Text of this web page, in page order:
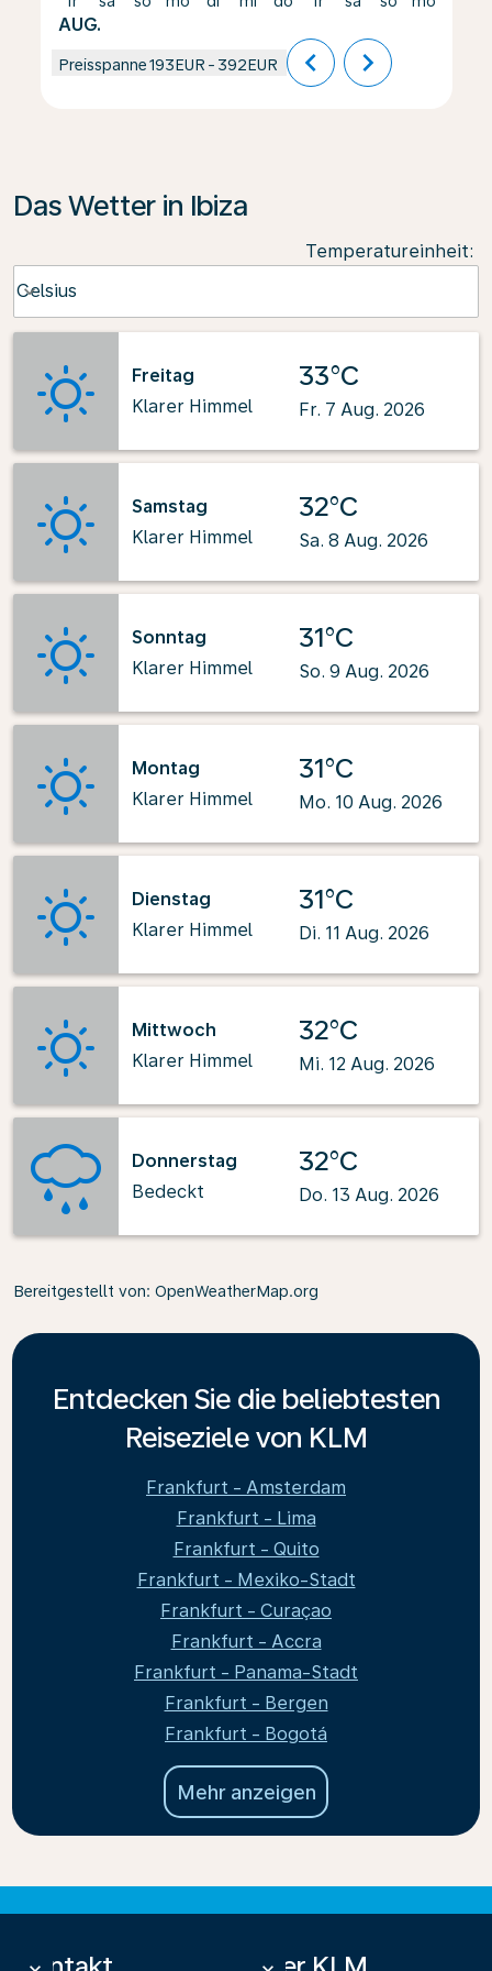
AUG.
Preisspanne193EUR - 392EUR chevron_left chevron_right
Das Wetter in Ibiza
Temperatureinheit:
Celsius
keyboard_arrow_down
Freitag
Klarer Himmel
33°C
Fr. 7 Aug. 2026
Samstag
Klarer Himmel
32°C
Sa. 8 Aug. 2026
Sonntag
Klarer Himmel
31°C
So. 9 Aug. 2026
Montag
Klarer Himmel
31°C
Mo. 10 Aug. 2026
Dienstag
Klarer Himmel
31°C
Di. 11 Aug. 2026
Mittwoch
Klarer Himmel
32°C
Mi. 12 Aug. 2026
Donnerstag
Bedeckt
32°C
Do. 13 Aug. 2026
Bereitgestellt von: OpenWeatherMap.org
Entdecken Sie die beliebtesten
Reiseziele von KLM
Frankfurt - Amsterdam
Frankfurt - Lima
Frankfurt - Quito
Frankfurt - Mexiko-Stadt
Frankfurt - Curaçao
Frankfurt - Accra
Frankfurt - Panama-Stadt
Frankfurt - Bergen
Frankfurt - Bogotá
Mehr anzeigen